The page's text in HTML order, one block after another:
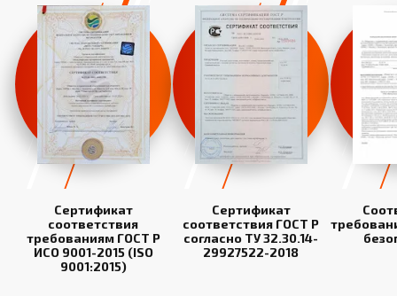
Сертификат
соответствия
требованиям ГОСТ Р
ИСО 9001-2015 (ISO
9001:2015)
Сертификат
соответствия ГОСТ Р
согласно ТУ 32.30.14-
29927522-2018